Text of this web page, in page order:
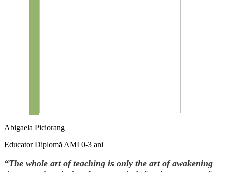
Abigaela Piciorang
Educator Diplomă AMI 0-3 ani
“The whole art of teaching is only the art of awakening